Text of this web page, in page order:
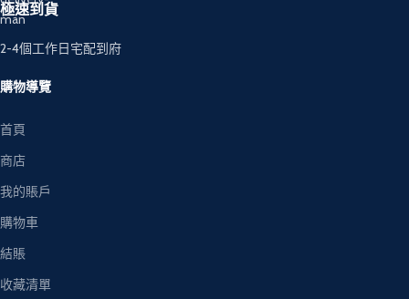
極速到貨
2-4個工作日宅配到府
購物導覽
首頁
商店
我的賬戶
購物車
結賬
收藏清單